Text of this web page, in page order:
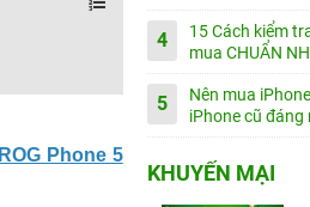
Phone 5
4
15 Cách kiểm
mua CHUẨN
5
Nên mua
iPhone cũ
KHUYẾN MẠI